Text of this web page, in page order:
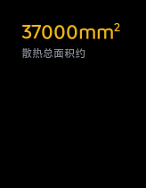
37000mm2
散热总面积约